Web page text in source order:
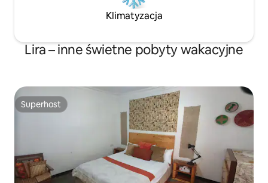
comfort and local charm at Famko Hotel
create lasting memories. We are located
in Angwetangwet along Lira Soroti Road,
Klimatyzacja
Lira – inne świetne pobyty wakacyjne
Superhost
Superhost